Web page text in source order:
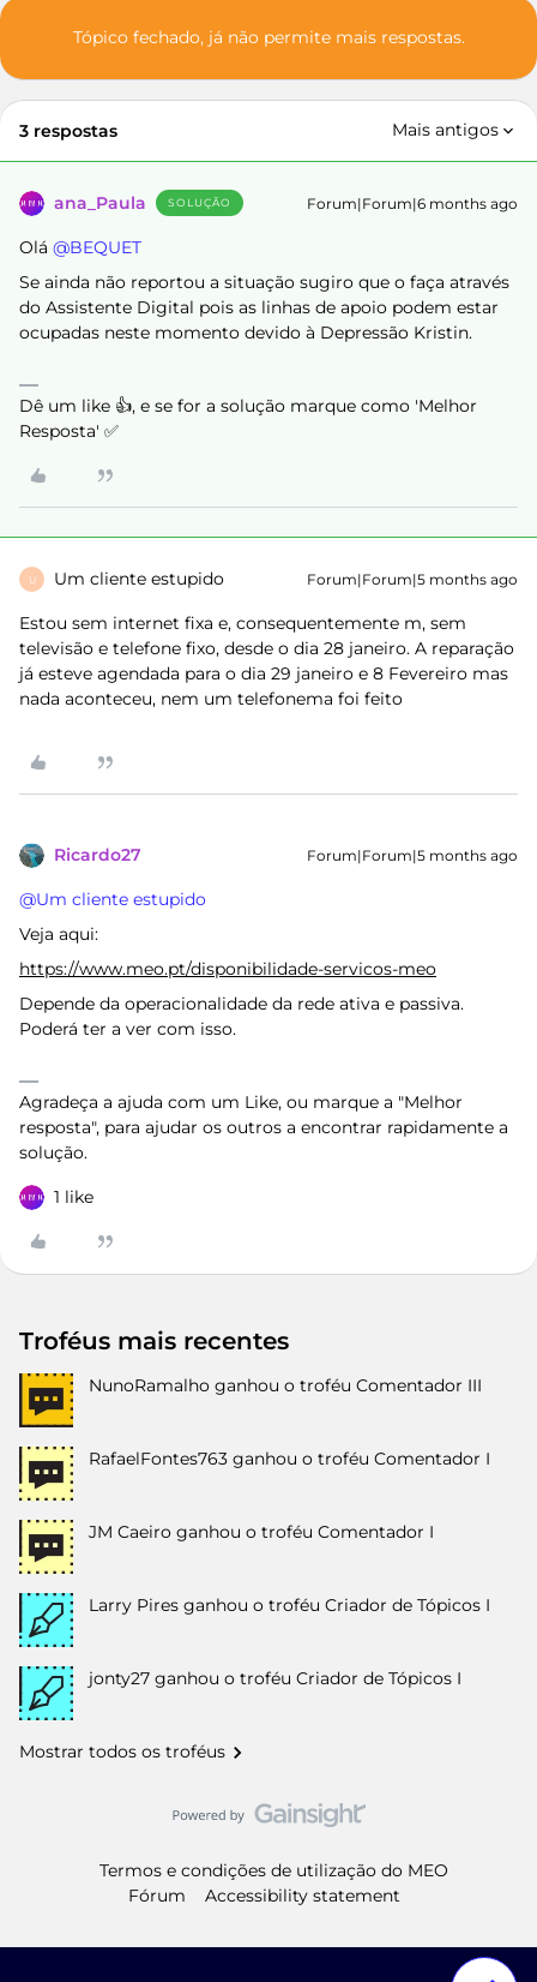
Tópico fechado, já não permite mais respostas.
3 respostas Mais antigos
ana_Paula SOLUÇÃO Forum|Forum|6 months ago
Olá ​ @BEQUET
Se ainda não reportou a situação sugiro que o faça através
do Assistente Digital pois as linhas de apoio podem estar
ocupadas neste momento devido à Depressão Kristin.
Dê um like 👍, e se for a solução marque como 'Melhor
Resposta' ✅
U Um cliente estupido Forum|Forum|5 months ago
Estou sem internet fixa e, consequentemente m, sem
televisão e telefone fixo, desde o dia 28 janeiro. A reparação
já esteve agendada para o dia 29 janeiro e 8 Fevereiro mas
nada aconteceu, nem um telefonema foi feito
Ricardo27 Forum|Forum|5 months ago
@Um cliente estupido
Veja aqui:
https://www.meo.pt/disponibilidade-servicos-meo
Depende da operacionalidade da rede ativa e passiva.
Poderá ter a ver com isso.
Agradeça a ajuda com um Like, ou marque a "Melhor
resposta", para ajudar os outros a encontrar rapidamente a
solução.
1 like
Troféus mais recentes
NunoRamalho ganhou o troféu Comentador III
RafaelFontes763 ganhou o troféu Comentador I
JM Caeiro ganhou o troféu Comentador I
Larry Pires ganhou o troféu Criador de Tópicos I
jonty27 ganhou o troféu Criador de Tópicos I
Mostrar todos os troféus
Termos e condições de utilização do MEO
Fórum
Accessibility statement